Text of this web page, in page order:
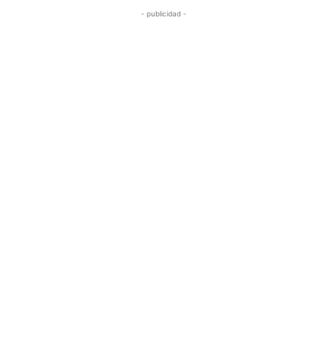
- publicidad -